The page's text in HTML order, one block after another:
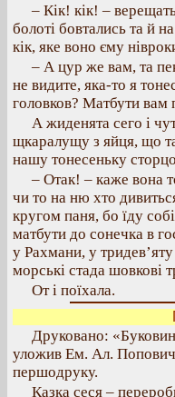
– Кік! кік! –
болоті бовтались та й
кік, яке воно єму
– А цур же вам, та
не видите, яка-то я
головков? Матбути вам
А жиденята сего і
щкаралущу з яйця, що
нашу тонесеньку
– Отак! – каже вона
чи то на ню хто
кругом паня, бо їду
матбути до сонечка в
у Рахмани, у
морські стада шовкові
От і поїхала.
Друковано:
уложив Ем. Ал.
першодруку.
Казка сеся –